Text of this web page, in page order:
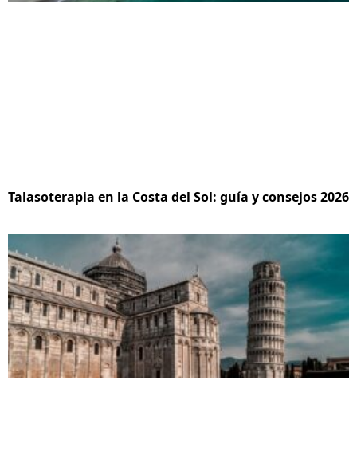
Talasoterapia en la Costa del Sol: guía y consejos 2026